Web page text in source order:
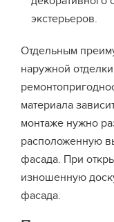
экстерьеров.
Отдельным
наружной
материала
монтаже нужно
расположенную
фасада. При
изношенную
фасада.